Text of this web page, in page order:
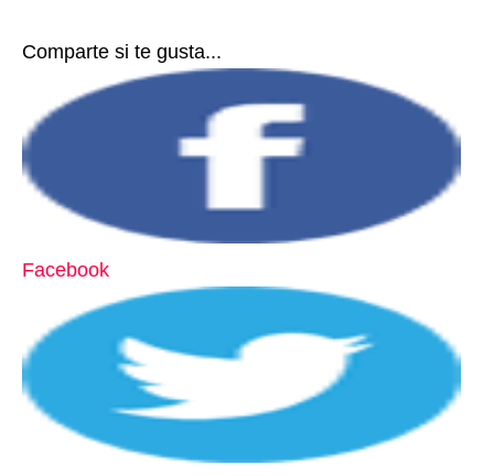
Comparte si te gusta...
Facebook